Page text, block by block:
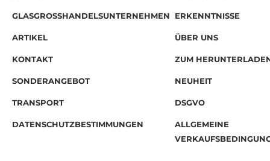
GLASGROSSHANDELSUNTERNEHMEN ERKENNTNISSE
ARTIKEL ÜBER UNS
KONTAKT ZUM
SONDERANGEBOT NEUHEIT
TRANSPORT DSGVO
DATENSCHUTZBESTIMMUNGEN
ALLGEMEINE